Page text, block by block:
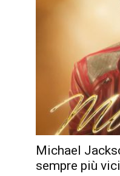
Michael
sempre più